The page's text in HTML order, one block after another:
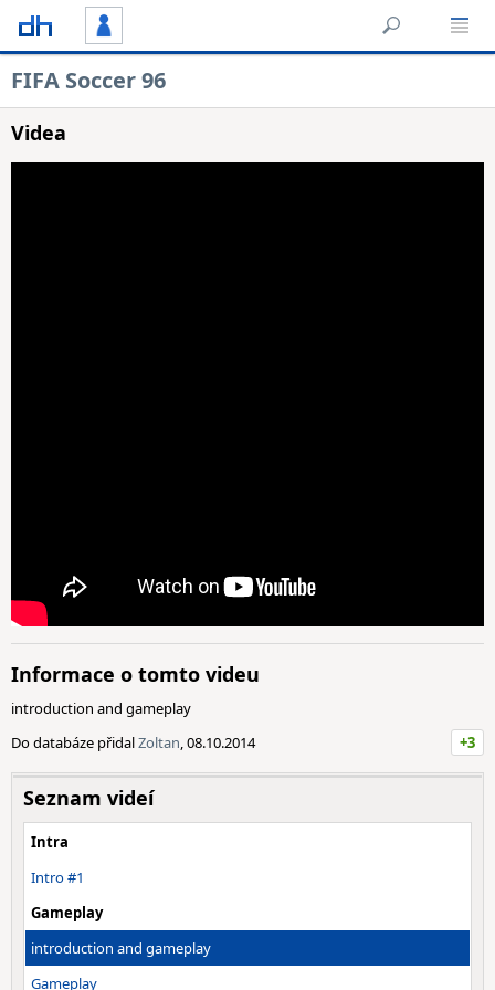
FIFA Soccer 96
Videa
Informace o tomto videu
introduction and gameplay
Do databáze přidalZoltan, 08.10.2014 +3
Seznam videí
Intra
Intro #1
Gameplay
introduction and gameplay
Gameplay